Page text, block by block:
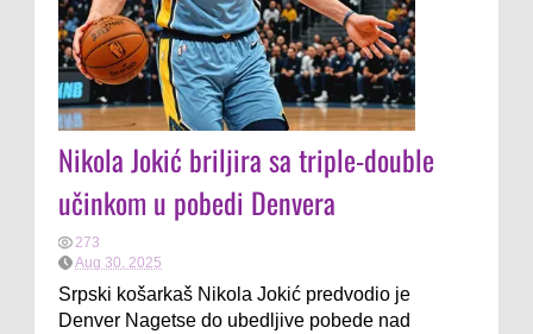
Nikola Jokić briljira sa triple-double
učinkom u pobedi Denvera
273
Aug 30, 2025
Srpski košarkaš Nikola Jokić predvodio je
Denver Nagetse do ubedljive pobede nad